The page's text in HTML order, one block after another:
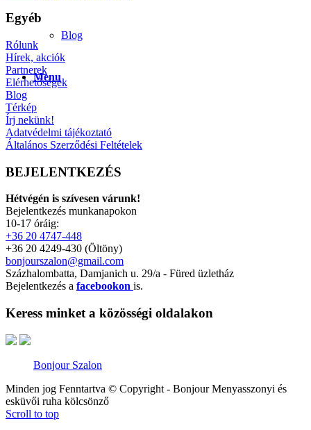
Blog
Menu
Egyéb
Rólunk
Hírek, akciók
Partnerek
Elérhetőségek
Blog
Térkép
Írj nekünk!
Adatvédelmi tájékoztató
Általános Szerződési Feltételek
BEJELENTKEZÉS
Hétvégén is szívesen várunk!
Bejelentkezés munkanapokon
10-17 óráig:
+36 20 4747-448
+36 20 4249-430 (Öltöny)
bonjourszalon@gmail.com
Százhalombatta, Damjanich u. 29/a - Füred üzletház
Bejelentkezés a facebookon is.
Keress minket a közösségi oldalakon
Bonjour Szalon
Minden jog Fenntartva © Copyright - Bonjour Menyasszonyi és
esküvői ruha kölcsönző
Scroll to top